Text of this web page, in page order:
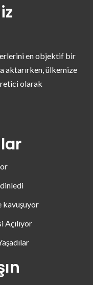
en objektif bir
aktarırken, ülkemize
olarak
kavuşuyor